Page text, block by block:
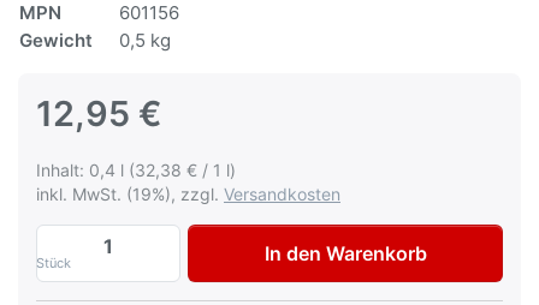
MPN
601156
Gewicht
0,5 kg
12,95 €
Inhalt: 0,4 l (32,38 € / 1 l)
inkl. MwSt. (19%), zzgl. Versandkosten
Stück
Multona Autolack für Ford 2246 Matisse
In den Warenkorb